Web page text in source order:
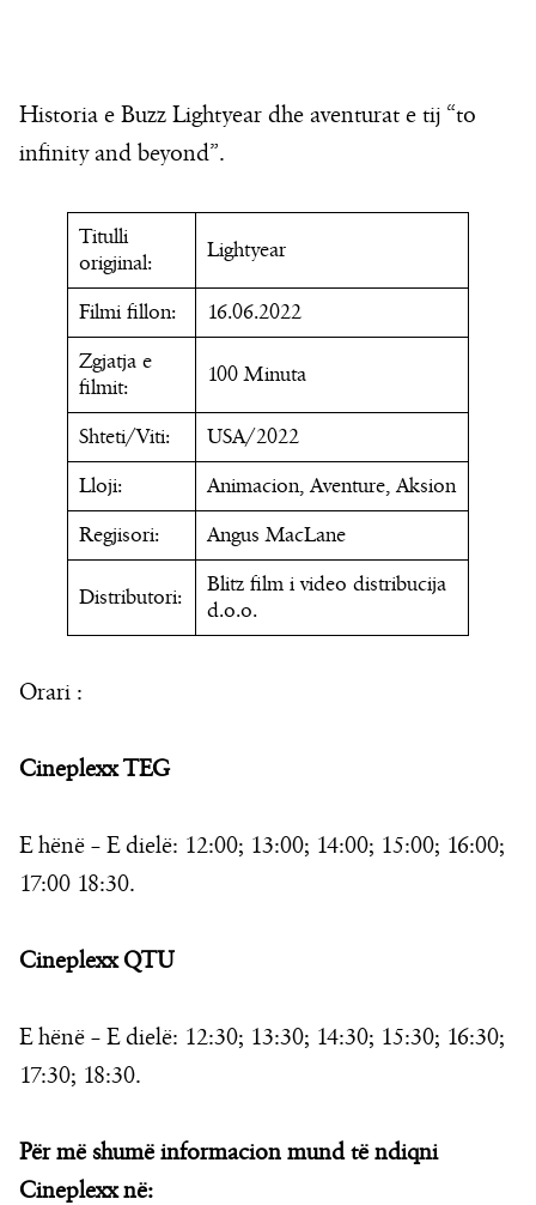
Historia e Buzz Lightyear dhe aventurat e tij “to
infinity and beyond”.
Titulli
origjinal:
Lightyear
Filmi fillon:
16.06.2022
Zgjatja e
filmit:
100 Minuta
Shteti/Viti:
USA/2022
Lloji:
Animacion, Aventure, Aksion
Regjisori:
Angus MacLane
Distributori:
Blitz film i video distribucija
d.o.o.
Orari :
Cineplexx TEG
E hënë – E dielë: 12:00; 13:00; 14:00; 15:00; 16:00;
17:00 18:30.
Cineplexx QTU
E hënë – E dielë: 12:30; 13:30; 14:30; 15:30; 16:30;
17:30; 18:30.
Për më shumë informacion mund të ndiqni
Cineplexx në: